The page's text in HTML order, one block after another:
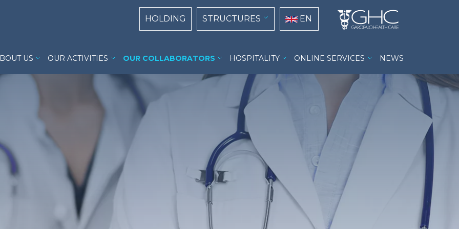
Centri Top navigation
HOLDING STRUCTURES
Select your language
EN
US OUR ACTIVITIES OUR COLLABORATORS HOSPITALITY ONLINE SERVICES NEWS